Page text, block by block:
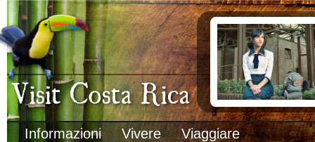
Visit Costa Rica
Informazioni Vivere Viaggiare
Clima
Geografia
Informazioni Geografiche
Letteratura e cultura
Gastronomia
Lo sapevi che
Musica
Natura
Storia
Trasporti Interni
Documenti
Italiani in Costa
L’ambasciata
Opportunità